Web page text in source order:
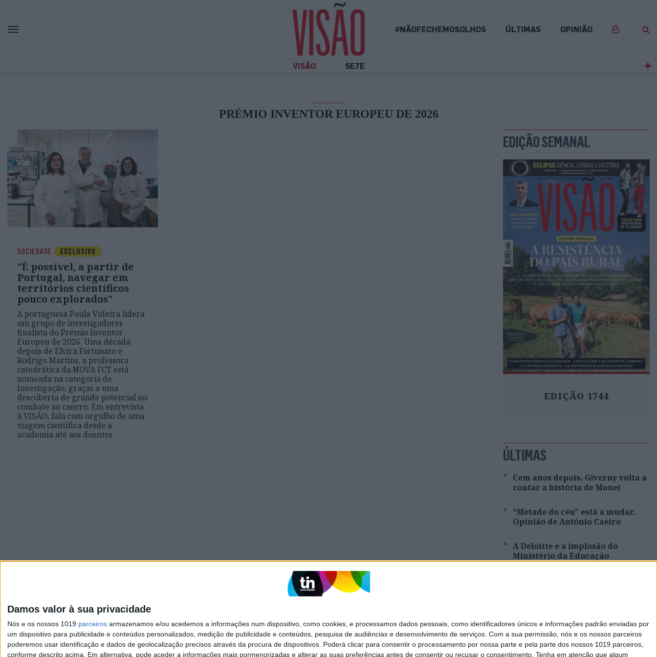
Damos valor à sua privacidade
Nós e os nossos 1019 parceiros armazenamos e/ou acedemos a informações num dispositivo, como cookies, e processamos dados pessoais, como identificadores únicos e informações padrão enviadas por
um dispositivo para publicidade e conteúdos personalizados, medição de publicidade e conteúdos, pesquisa de audiências e desenvolvimento de serviços. Com a sua permissão, nós e os nossos parceiros
poderemos usar identificação e dados de geolocalização precisos através da procura de dispositivos. Poderá clicar para consentir o processamento por nossa parte e pela parte dos nossos 1019 parceiros,
conforme descrito acima. Em alternativa, pode aceder a informações mais pormenorizadas e alterar as suas preferências antes de consentir ou recusar o consentimento. Tenha em atenção que algum
#NÃOFECHEMOSOLHOS ÚLTIMAS OPINIÃO
VISÃO SE7E
PRÉMIO INVENTOR EUROPEU DE 2026
SOCIEDADE EXCLUSIVO
"É possível, a partir de
Portugal, navegar em
territórios científicos
pouco explorados"
A portuguesa Paula Videira lidera
um grupo de investigadores
finalista do Prémio Inventor
Europeu de 2026. Uma década
depois de Elvira Fortunato e
Rodrigo Martins, a professora
catedrática da NOVA FCT está
nomeada na categoria de
Investigação, graças a uma
descoberta de grande potencial no
combate ao cancro. Em entrevista
à VISÃO, fala com orgulho de uma
viagem científica desde a
academia até aos doentes
EDIÇÃO SEMANAL
EDIÇÃO 1744
ÚLTIMAS
Cem anos depois, Giverny volta a
contar a história de Monet
“Metade do céu” está a mudar.
Opinião de António Caeiro
A Deloitte e a implosão do
Ministério da Educação
banco mente